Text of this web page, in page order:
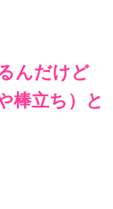
んだけど
棒立ち）と